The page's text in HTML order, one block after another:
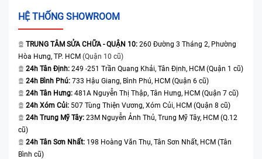
HỆ THỐNG SHOWROOM
TRUNG TÂM SỬA CHỮA - QUẬN 10: 260 Đường 3 Tháng 2, Phường
Hòa Hưng, TP. HCM (Quận 10 cũ)
24h Tân Định: 249 -251 Trần Quang Khải, Tân Định, HCM (Quận 1 cũ)
24h Bình Phú: 733 Hậu Giang, Bình Phú, HCM (Quận 6 cũ)
24h Tân Hưng: 481A Nguyễn Thị Thập, Tân Hưng, HCM (Quận 7 cũ)
24h Xóm Củi: 507 Tùng Thiện Vương, Xóm Củi, HCM (Quận 8 cũ)
24h Trung Mỹ Tây: 23M Nguyễn Ảnh Thủ, Trung Mỹ Tây, HCM (Q.12
cũ)
24h Tân Sơn Nhất: 198 Hoàng Văn Thụ, Tân Sơn Nhất, HCM (Tân
Bình cũ)